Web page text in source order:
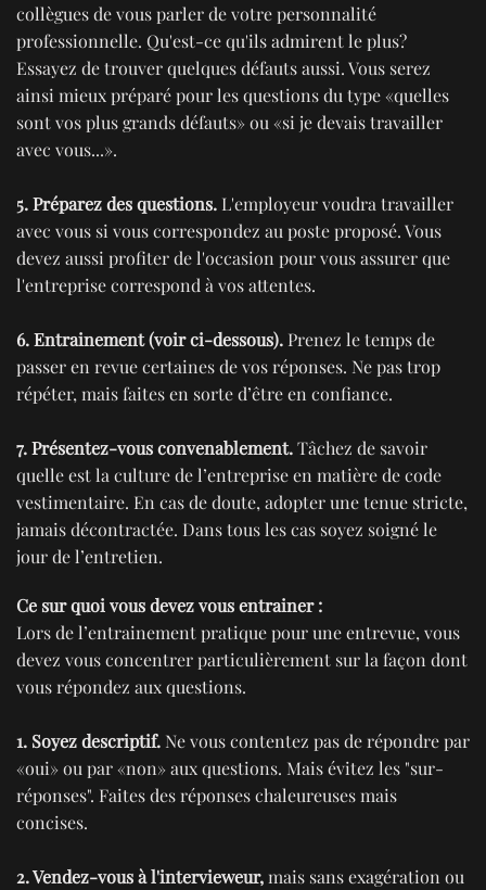
collègues de vous parler de votre personnalité
professionnelle. Qu'est-ce qu'ils admirent le plus?
Essayez de trouver quelques défauts aussi. Vous serez
ainsi mieux préparé pour les questions du type «quelles
sont vos plus grands défauts» ou «si je devais travailler
avec vous...».
5. Préparez des questions. L'employeur voudra travailler
avec vous si vous correspondez au poste proposé. Vous
devez aussi profiter de l'occasion pour vous assurer que
l'entreprise correspond à vos attentes.
6. Entrainement (voir ci-dessous). Prenez le temps de
passer en revue certaines de vos réponses. Ne pas trop
répéter, mais faites en sorte d’être en confiance.
7. Présentez-vous convenablement.Tâchez de savoir
quelle est la culture de l’entreprise en matière de code
vestimentaire. En cas de doute, adopter une tenue stricte,
jamais décontractée. Dans tous les cas soyez soigné le
jour de l’entretien.
Ce sur quoi vous devez vous entrainer :
Lors de l’entrainement pratique pour une entrevue, vous
devez vous concentrer particulièrement sur la façon dont
vous répondez aux questions.
1. Soyez descriptif. Ne vous contentez pas de répondre par
«oui» ou par «non» aux questions. Mais évitez les "sur-
réponses". Faites des réponses chaleureuses mais
concises.
2. Vendez-vous à l'intervieweur,mais sans exagération ou